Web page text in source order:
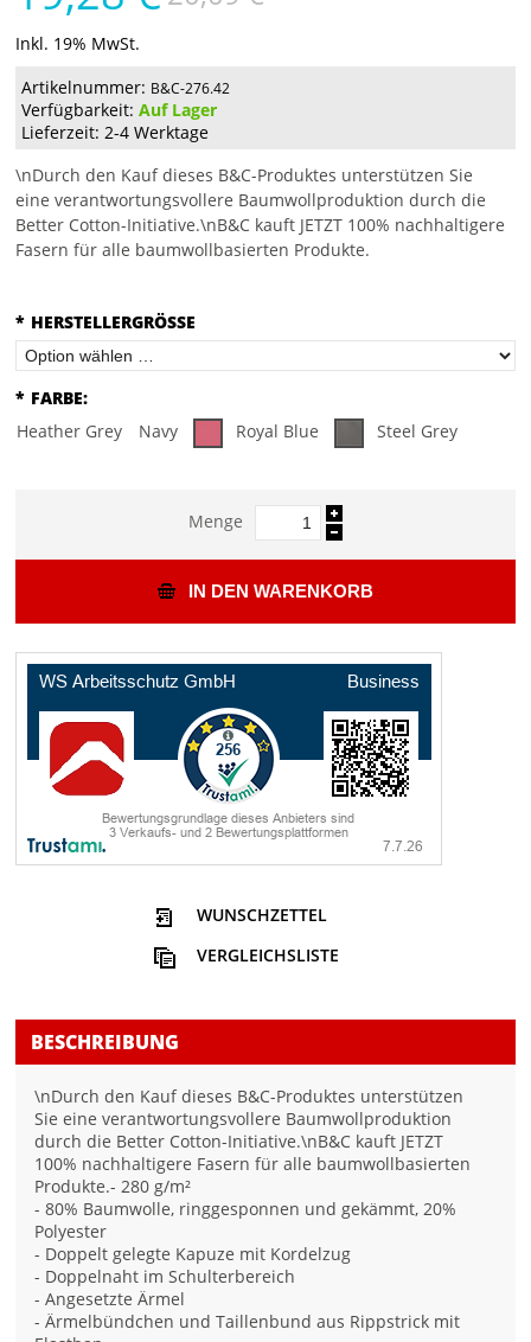
Inkl. 19% MwSt.
Artikelnummer: B&C-276.42
Verfügbarkeit:Auf Lager
Lieferzeit: 2-4 Werktage
\nDurch den Kauf dieses B&C-Produktes unterstützen Sie
eine verantwortungsvollere Baumwollproduktion durch die
Better Cotton-Initiative.\nB&C kauft JETZT 100% nachhaltigere
Fasern für alle baumwollbasierten Produkte.
* HERSTELLERGRÖSSE
* FARBE:
Heather Grey
Navy Royal Blue Steel Grey
Menge
IN DEN WARENKORB
WUNSCHZETTEL
VERGLEICHSLISTE
BESCHREIBUNG
\nDurch den Kauf dieses B&C-Produktes unterstützen
Sie eine verantwortungsvollere Baumwollproduktion
durch die Better Cotton-Initiative.\nB&C kauft JETZT
100% nachhaltigere Fasern für alle baumwollbasierten
Produkte.- 280 g/m²
- 80% Baumwolle, ringgesponnen und gekämmt, 20%
Polyester
- Doppelt gelegte Kapuze mit Kordelzug
- Doppelnaht im Schulterbereich
- Angesetzte Ärmel
- Ärmelbündchen und Taillenbund aus Rippstrick mit